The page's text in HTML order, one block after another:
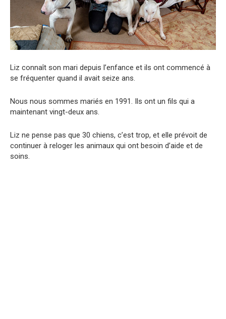
Liz connaît son mari depuis l’enfance et ils ont commencé à
se fréquenter quand il avait seize ans.
Nous nous sommes mariés en 1991. Ils ont un fils qui a
maintenant vingt-deux ans.
Liz ne pense pas que 30 chiens, c’est trop, et elle prévoit de
continuer à reloger les animaux qui ont besoin d’aide et de
soins.